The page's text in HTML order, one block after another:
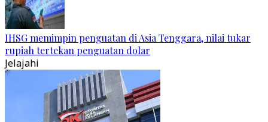
IHSG memimpin penguatan di Asia Tenggara, nilai tukar
rupiah tertekan penguatan dolar
Jelajahi